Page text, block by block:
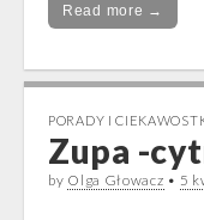
Read more →
PORADY I
Zupa -
by Olga Głowacz • 5